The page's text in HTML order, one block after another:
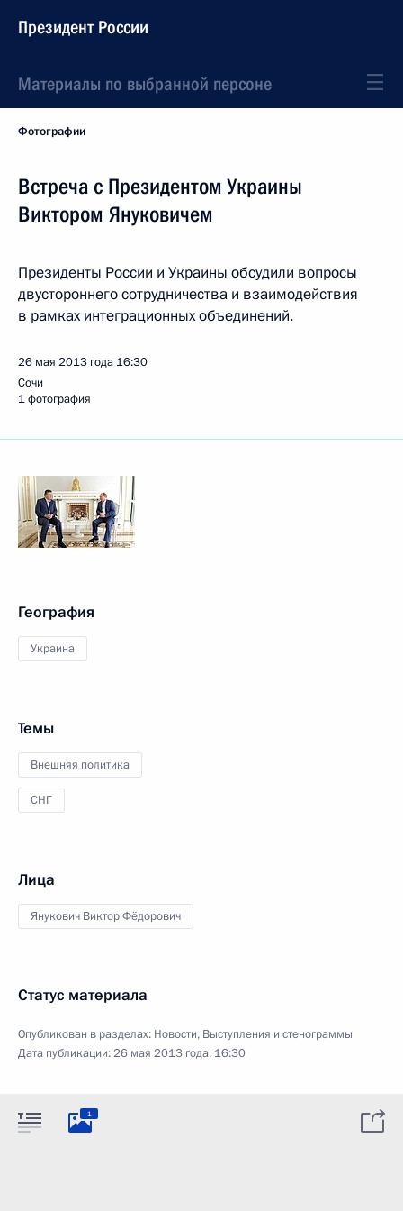
Президент России
Материалы по выбранной персоне
Фотографии
Встреча с Президентом Украины
Виктором Януковичем
Президенты России и Украины обсудили вопросы
двустороннего сотрудничества и взаимодействия
в рамках интеграционных объединений.
26 мая 2013 года 16:30
Сочи
1 фотография
География
Украина
Темы
Внешняя политика
СНГ
Лица
Янукович Виктор Фёдорович
Статус материала
Опубликован в разделах: Новости, Выступления и стенограммы
Дата публикации:26 мая 2013 года, 16:30
1